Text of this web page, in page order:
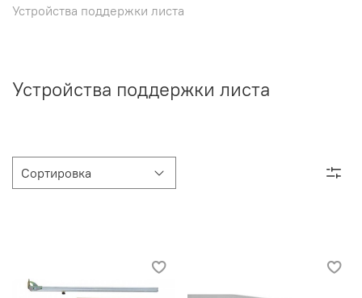
Устройства поддержки листа
Устройства поддержки листа